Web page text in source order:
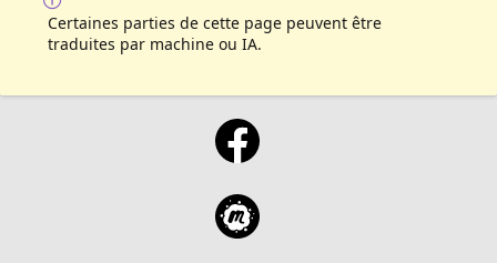
usaremos el SDK de Evaluación de Azure AI
para evaluar la seguridad y calidad de la
Certaines parties de cette page peuvent être
traduites par machine ou IA.